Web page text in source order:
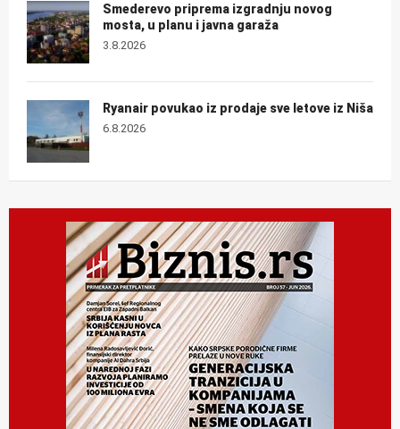
Smederevo priprema izgradnju novog
mosta, u planu i javna garaža
3.8.2026
Ryanair povukao iz prodaje sve letove iz Niša
6.8.2026